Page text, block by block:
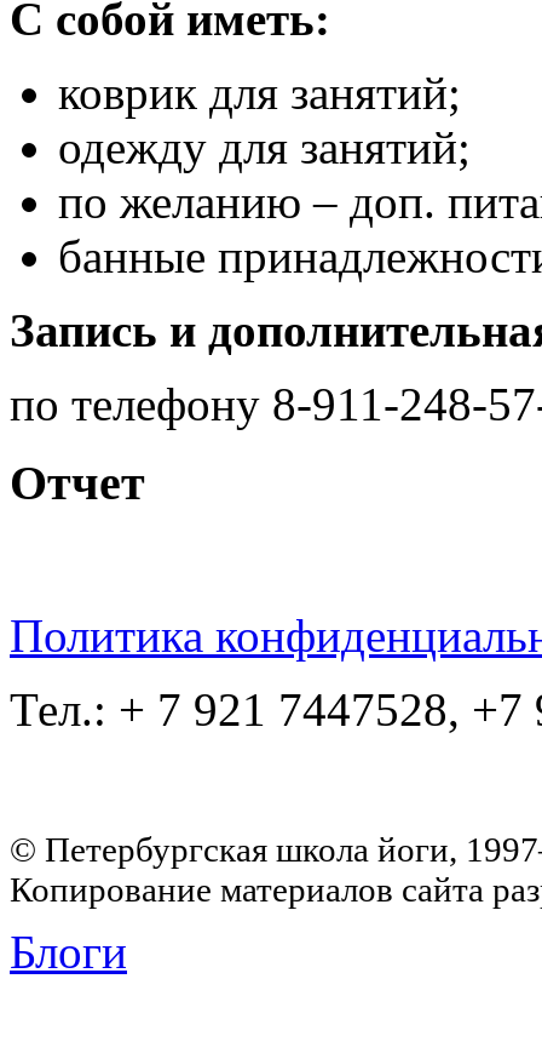
С собой иметь:
коврик для занятий;
одежду для занятий;
по желанию – доп.
банные
Запись и
по телефону 8-911-248-
Отчет
Политика
Тел.: + 7 921 7447528, +7
© Петербургская школа йоги,
Копирование материалов сайта
Блоги